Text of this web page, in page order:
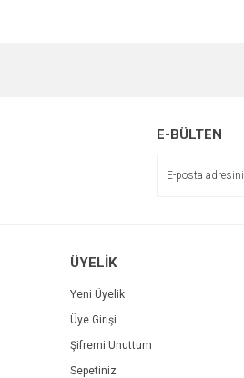
E-BÜLTEN
ÜYELİK
Yeni Üyelik
Üye Girişi
Şifremi Unuttum
Sepetiniz